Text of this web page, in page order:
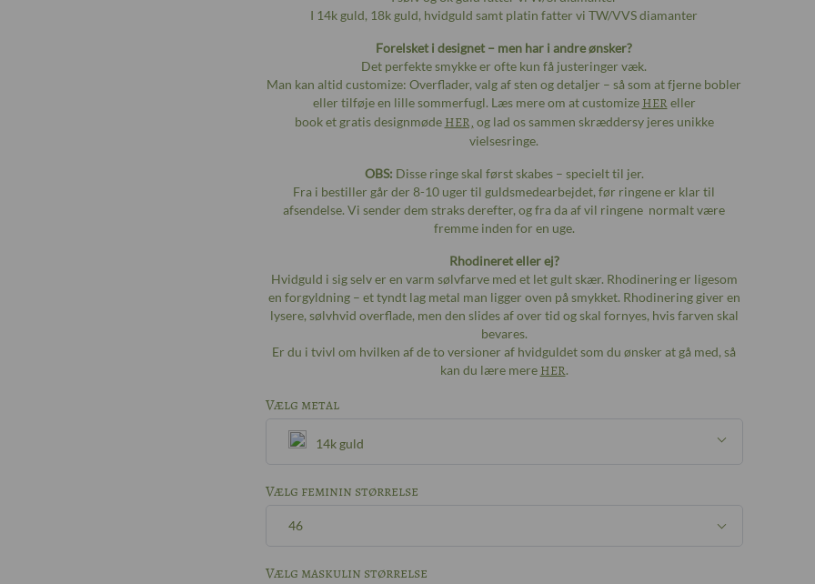
I 14k guld, 18k guld, hvidguld samt platin fatter vi TW/VVS diamanter
Forelsket i designet – men har i andre ønsker?
Det perfekte smykke er ofte kun få justeringer væk.
Man kan altid customize: Overflader, valg af sten og detaljer – så som at fjerne bobler
eller tilføje en lille sommerfugl. Læs mere om at customize HER eller
book et gratis designmøde HER, og lad os sammen skræddersy jeres unikke
vielsesringe.
OBS: Disse ringe skal først skabes – specielt til jer.
Fra i bestiller går der 8-10 uger til guldsmedearbejdet, før ringene er klar til
afsendelse. Vi sender dem straks derefter, og fra da af vil ringene normalt være
fremme inden for en uge.
Rhodineret eller ej?
Hvidguld i sig selv er en varm sølvfarve med et let gult skær. Rhodinering er ligesom
en forgyldning – et tyndt lag metal man ligger oven på smykket. Rhodinering giver en
lysere, sølvhvid overflade, men den slides af over tid og skal fornyes, hvis farven skal
bevares.
Er du i tvivl om hvilken af de to versioner af hvidguldet som du ønsker at gå med, så
kan du lære mere HER.
Vælg metal
14k guld
Vælg feminin størrelse
46
Vælg maskulin størrelse